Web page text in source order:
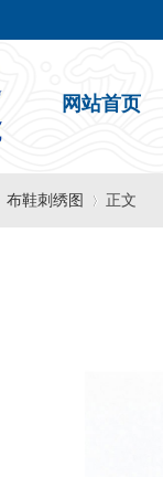
网站首页
布鞋刺绣图 正文